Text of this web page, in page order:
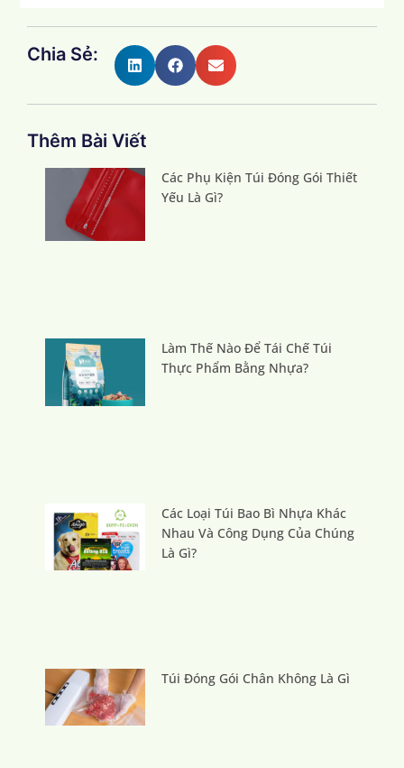
Chia Sẻ:
Thêm Bài Viết
Các Phụ Kiện Túi Đóng Gói Thiết
Yếu Là Gì?
Làm Thế Nào Để Tái Chế Túi
Thực Phẩm Bằng Nhựa?
Các Loại Túi Bao Bì Nhựa Khác
Nhau Và Công Dụng Của Chúng
Là Gì?
Túi Đóng Gói Chân Không Là Gì